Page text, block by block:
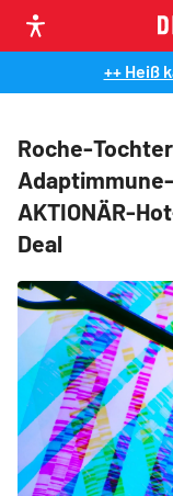
++ Heiß
Roche-
AKTIONÄR-
Deal